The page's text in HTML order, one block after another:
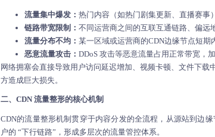
流量集中爆发： 热门内容（如热门剧集更新、直播赛事
链路带宽限制： 不同运营商之间的互联互通链路、偏远
流量分布不均： 某一区域或运营商的CDN边缘节点短期
恶意流量攻击： DDoS 攻击等恶意流量占用正常带宽，加
网络拥塞会直接导致用户访问延迟增加、视频卡顿、文件下
方造成巨大损失。
二、CDN 流量整形的核心机制
CDN的流量整形机制贯穿于内容分发的全流程，从源站到边
户的 “下行链路”，形成多层次的流量管控体系。